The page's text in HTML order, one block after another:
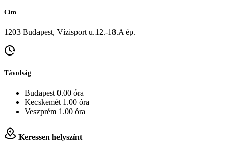
Cím
1203 Budapest, Vízisport u.12.-18.A ép.
Távolság
Budapest 0.00 óra
Kecskemét 1.00 óra
Veszprém 1.00 óra
Keressen helyszínt